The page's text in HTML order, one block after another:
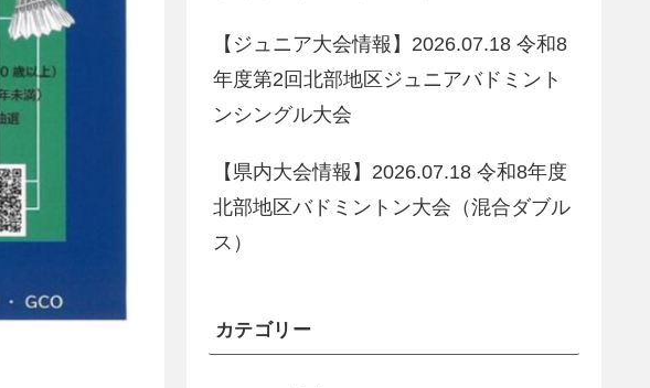
【ジュニア大会情報】2026.07.18 令和8
年度第2回北部地区ジュニアバドミント
ンシングル大会
【県内大会情報】2026.07.18 令和8年度
北部地区バドミントン大会（混合ダブル
ス）
カテゴリー